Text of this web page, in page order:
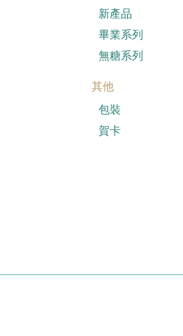
新產品
畢業系列
無糖系列
其他
包裝
賀卡